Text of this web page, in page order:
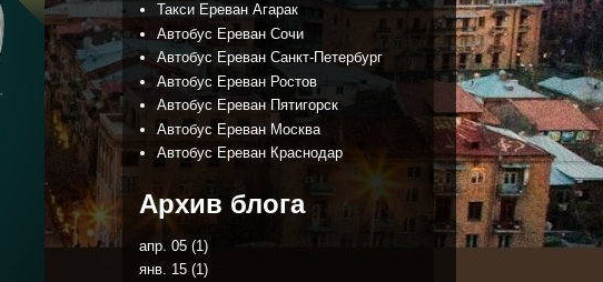
Такси Ереван Агарак
Автобус Ереван Сочи
Автобус Ереван Санкт-Петербург
Автобус Ереван Ростов
Автобус Ереван Пятигорск
Автобус Ереван Москва
Автобус Ереван Краснодар
Архив блога
апр. 05 (1)
янв. 15 (1)